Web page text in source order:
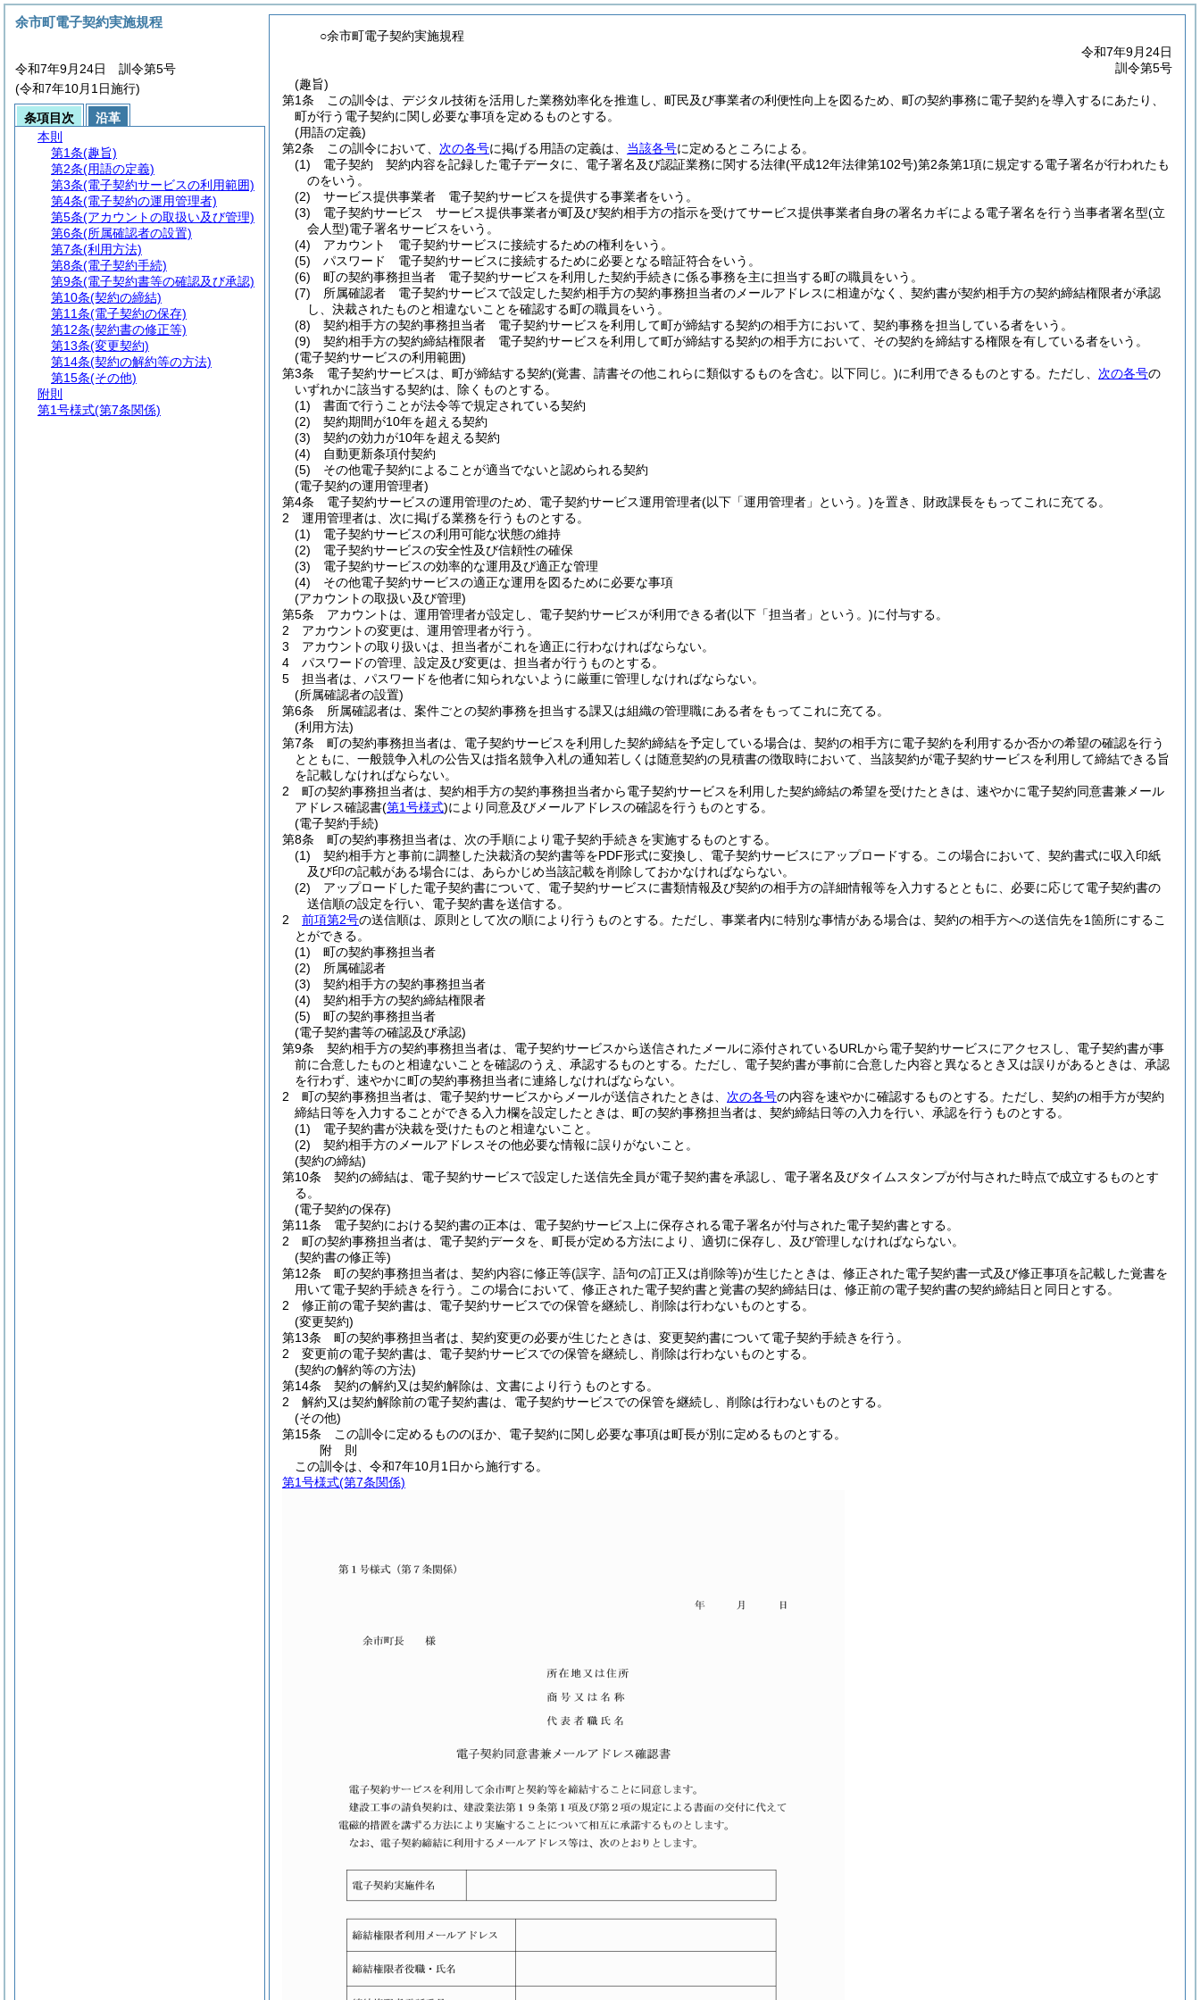
○余市町電子契約実施規程
令和7年9月24日
訓令第5号
(趣旨)
第1条
この訓令は、デジタル技術を活用した業務効率化を推進し、町民及び事業者の利便性向上を図るため、町の契約事務に電子契約を導入するにあたり、
町が行う電子契約に関し必要な事項を定めるものとする。
(用語の定義)
第2条
この訓令において、 次の各号に掲げる用語の定義は、 当該各号に定めるところによる。
(1)
電子契約 契約内容を記録した電子データに、電子署名及び認証業務に関する法律(平成12年法律第102号)第2条第1項に規定する電子署名が行われたも
のをいう。
(2)
サービス提供事業者 電子契約サービスを提供する事業者をいう。
(3)
電子契約サービス サービス提供事業者が町及び契約相手方の指示を受けてサービス提供事業者自身の署名カギによる電子署名を行う当事者署名型(立
会人型)電子署名サービスをいう。
(4)
アカウント 電子契約サービスに接続するための権利をいう。
(5)
パスワード 電子契約サービスに接続するために必要となる暗証符合をいう。
(6)
町の契約事務担当者 電子契約サービスを利用した契約手続きに係る事務を主に担当する町の職員をいう。
(7)
所属確認者 電子契約サービスで設定した契約相手方の契約事務担当者のメールアドレスに相違がなく、契約書が契約相手方の契約締結権限者が承認
し、決裁されたものと相違ないことを確認する町の職員をいう。
(8)
契約相手方の契約事務担当者 電子契約サービスを利用して町が締結する契約の相手方において、契約事務を担当している者をいう。
(9)
契約相手方の契約締結権限者 電子契約サービスを利用して町が締結する契約の相手方において、その契約を締結する権限を有している者をいう。
(電子契約サービスの利用範囲)
第3条
電子契約サービスは、町が締結する契約(覚書、請書その他これらに類似するものを含む。以下同じ。)に利用できるものとする。 ただし、 次の各号の
いずれかに該当する契約は、除くものとする。
(1)
書面で行うことが法令等で規定されている契約
(2)
契約期間が10年を超える契約
(3)
契約の効力が10年を超える契約
(4)
自動更新条項付契約
(5)
その他電子契約によることが適当でないと認められる契約
(電子契約の運用管理者)
第4条
電子契約サービスの運用管理のため、電子契約サービス運用管理者(以下「運用管理者」という。)を置き、財政課長をもってこれに充てる。
2
運用管理者は、次に掲げる業務を行うものとする。
(1)
電子契約サービスの利用可能な状態の維持
(2)
電子契約サービスの安全性及び信頼性の確保
(3)
電子契約サービスの効率的な運用及び適正な管理
(4)
その他電子契約サービスの適正な運用を図るために必要な事項
(アカウントの取扱い及び管理)
第5条
アカウントは、運用管理者が設定し、電子契約サービスが利用できる者(以下「担当者」という。)に付与する。
2
アカウントの変更は、運用管理者が行う。
3
アカウントの取り扱いは、担当者がこれを適正に行わなければならない。
4
パスワードの管理、設定及び変更は、担当者が行うものとする。
5
担当者は、パスワードを他者に知られないように厳重に管理しなければならない。
(所属確認者の設置)
第6条
所属確認者は、案件ごとの契約事務を担当する課又は組織の管理職にある者をもってこれに充てる。
(利用方法)
第7条
町の契約事務担当者は、電子契約サービスを利用した契約締結を予定している場合は、契約の相手方に電子契約を利用するか否かの希望の確認を行う
とともに、一般競争入札の公告又は指名競争入札の通知若しくは随意契約の見積書の徴取時において、当該契約が電子契約サービスを利用して締結できる旨
を記載しなければならない。
2
町の契約事務担当者は、契約相手方の契約事務担当者から電子契約サービスを利用した契約締結の希望を受けたときは、速やかに電子契約同意書兼メール
アドレス確認書(第1号様式)により同意及びメールアドレスの確認を行うものとする。
(電子契約手続)
第8条
町の契約事務担当者は、次の手順により電子契約手続きを実施するものとする。
(1)
契約相手方と事前に調整した決裁済の契約書等をPDF形式に変換し、電子契約サービスにアップロードする。
この場合において、契約書式に収入印紙
及び印の記載がある場合には、あらかじめ当該記載を削除しておかなければならない。
(2)
アップロードした電子契約書について、電子契約サービスに書類情報及び契約の相手方の詳細情報等を入力するとともに、必要に応じて電子契約書の
送信順の設定を行い、電子契約書を送信する。
2
前項第2号の送信順は、原則として次の順により行うものとする。 ただし、事業者内に特別な事情がある場合は、契約の相手方への送信先を1箇所にするこ
とができる。
(1)
町の契約事務担当者
(2)
所属確認者
(3)
契約相手方の契約事務担当者
(4)
契約相手方の契約締結権限者
(5)
町の契約事務担当者
(電子契約書等の確認及び承認)
第9条
契約相手方の契約事務担当者は、電子契約サービスから送信されたメールに添付されているURLから電子契約サービスにアクセスし、電子契約書が事
前に合意したものと相違ないことを確認のうえ、承認するものとする。 ただし、電子契約書が事前に合意した内容と異なるとき又は誤りがあるときは、承認
を行わず、速やかに町の契約事務担当者に連絡しなければならない。
2
町の契約事務担当者は、電子契約サービスからメールが送信されたときは、 次の各号の内容を速やかに確認するものとする。 ただし、契約の相手方が契約
締結日等を入力することができる入力欄を設定したときは、町の契約事務担当者は、契約締結日等の入力を行い、承認を行うものとする。
(1)
電子契約書が決裁を受けたものと相違ないこと。
(2)
契約相手方のメールアドレスその他必要な情報に誤りがないこと。
(契約の締結)
第10条
契約の締結は、電子契約サービスで設定した送信先全員が電子契約書を承認し、電子署名及びタイムスタンプが付与された時点で成立するものとす
る。
(電子契約の保存)
第11条
電子契約における契約書の正本は、電子契約サービス上に保存される電子署名が付与された電子契約書とする。
2
町の契約事務担当者は、電子契約データを、町長が定める方法により、適切に保存し、及び管理しなければならない。
(契約書の修正等)
第12条
町の契約事務担当者は、契約内容に修正等(誤字、語句の訂正又は削除等)が生じたときは、修正された電子契約書一式及び修正事項を記載した覚書を
用いて電子契約手続きを行う。
この場合において、修正された電子契約書と覚書の契約締結日は、修正前の電子契約書の契約締結日と同日とする。
2
修正前の電子契約書は、電子契約サービスでの保管を継続し、削除は行わないものとする。
(変更契約)
第13条
町の契約事務担当者は、契約変更の必要が生じたときは、変更契約書について電子契約手続きを行う。
2
変更前の電子契約書は、電子契約サービスでの保管を継続し、削除は行わないものとする。
(契約の解約等の方法)
第14条
契約の解約又は契約解除は、文書により行うものとする。
2
解約又は契約解除前の電子契約書は、電子契約サービスでの保管を継続し、削除は行わないものとする。
(その他)
第15条
この訓令に定めるもののほか、電子契約に関し必要な事項は町長が別に定めるものとする。
附 則
この訓令は、令和7年10月1日から施行する。
第1号様式(第7条関係)
余市町電子契約実施規程
令和7年9月24日 訓令第5号
(令和7年10月1日施行)
条項目次
沿革
本則
第1条(趣旨)
第2条(用語の定義)
第3条(電子契約サービスの利用範囲)
第4条(電子契約の運用管理者)
第5条(アカウントの取扱い及び管理)
第6条(所属確認者の設置)
第7条(利用方法)
第8条(電子契約手続)
第9条(電子契約書等の確認及び承認)
第10条(契約の締結)
第11条(電子契約の保存)
第12条(契約書の修正等)
第13条(変更契約)
第14条(契約の解約等の方法)
第15条(その他)
附則
第1号様式(第7条関係)